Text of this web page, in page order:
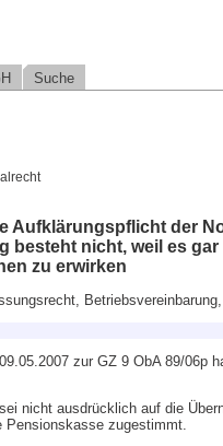
Suche
Aufklärungspflicht der
besteht nicht, weil es
zu erwirken
zur GZ 9 ObA 89/06p
nicht ausdrücklich auf die
Pensionskasse zugestimmt.